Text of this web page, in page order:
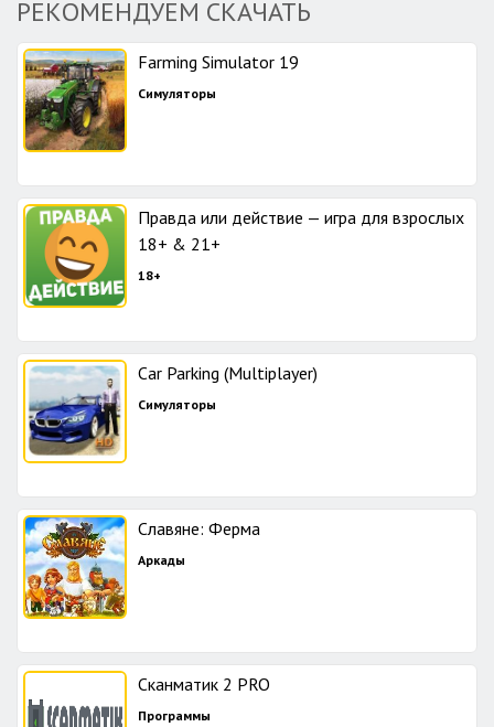
РЕКОМЕНДУЕМ СКАЧАТЬ
Farming Simulator 19
Симуляторы
Правда или действие — игра для взрослых
18+ & 21+
18+
Car Parking (Multiplayer)
Симуляторы
Славяне: Ферма
Аркады
Сканматик 2 PRO
Программы